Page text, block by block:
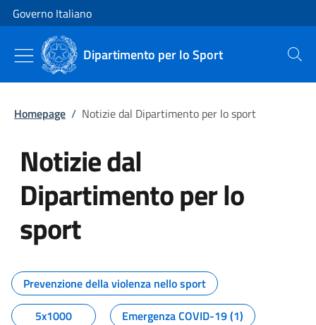
Vai al contenuto
Vai alla navigazione del sito
Governo Italiano
Dipartimento per lo Sport Cerca
Homepage / Notizie dal Dipartimento per lo sport
Notizie dal
Dipartimento per lo
sport
Tutti i contenuti della pagina
Prevenzione della violenza nello sport
5x1000
Emergenza COVID-19 (1)